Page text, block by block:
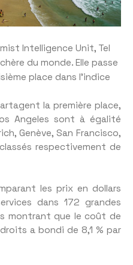
Intelligence Unit, Tel
du monde. Elle passe
place dans l’indice
la première place,
Angeles sont à égalité
Genève, San Francisco,
respectivement de
les prix en dollars
dans 172 grandes
montrant que le coût de
a bondi de 8,1 % par